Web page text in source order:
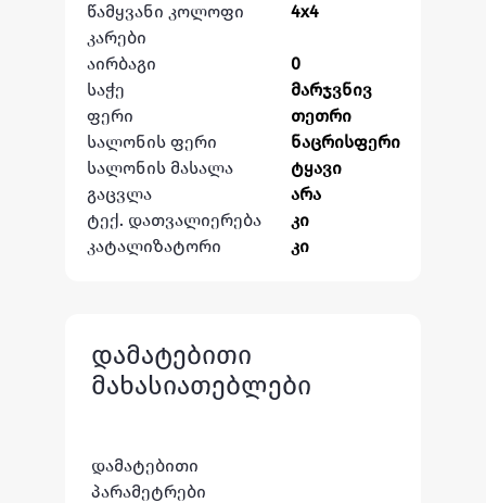
წამყვანი კოლოფი
4x4
კარები
აირბაგი
0
საჭე
მარჯვნივ
ფერი
თეთრი
სალონის ფერი
ნაცრისფერი
სალონის მასალა
ტყავი
გაცვლა
არა
ტექ. დათვალიერება
კი
კატალიზატორი
კი
დამატებითი
მახასიათებლები
დამატებითი
პარამეტრები